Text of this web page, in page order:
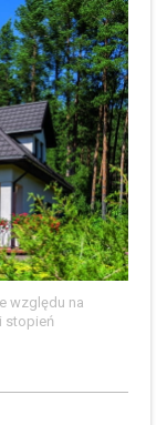
względu na
stopień